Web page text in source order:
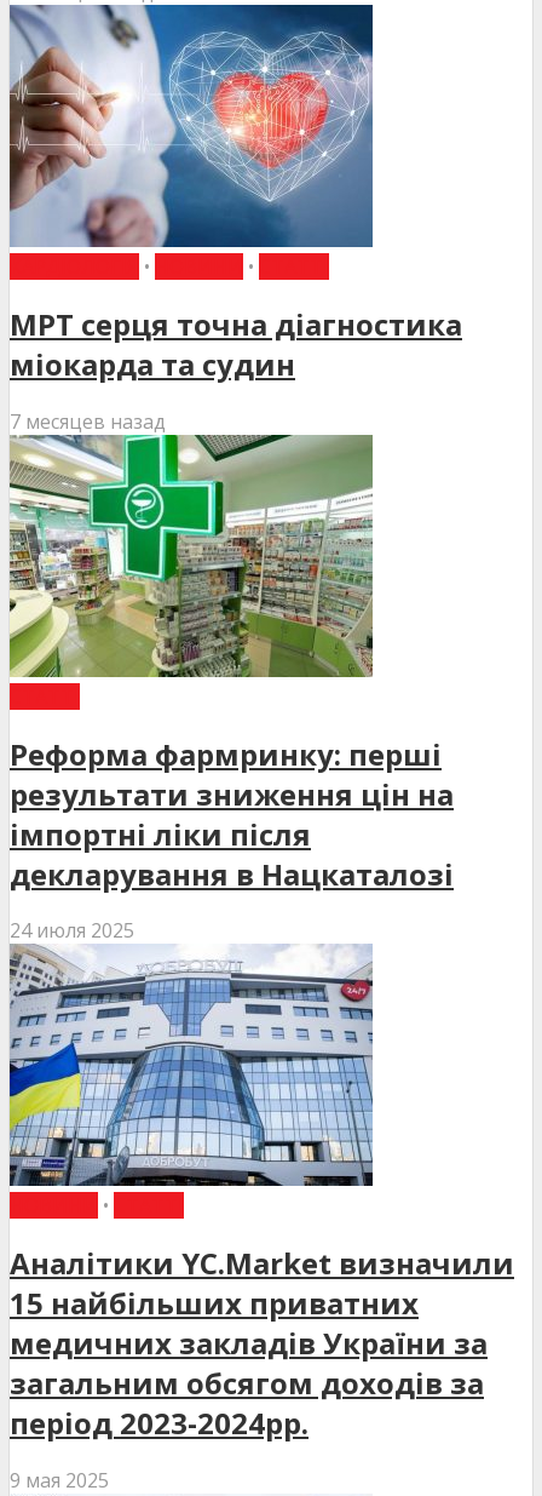
• •
МРТ серця точна діагностика
міокарда та судин
7 месяцев назад
Реформа фармринку: перші
результати зниження цін на
імпортні ліки після
декларування в Нацкаталозі
24 июля 2025
•
Аналітики YC.Market визначили
15 найбільших приватних
медичних закладів України за
загальним обсягом доходів за
період 2023-2024рр.
9 мая 2025